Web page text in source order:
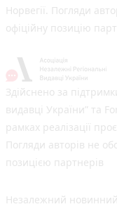
Норвегії. Погляди
офіційну позицію
Здійснено за
видавці України” та
рамках реалізації
Погляди авторів не
позицією партнерів
Незалежний